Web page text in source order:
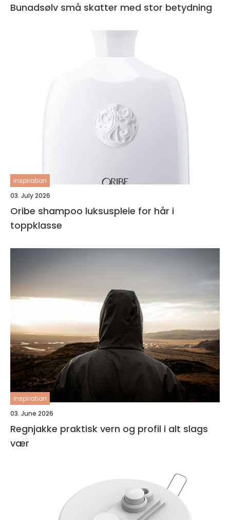
Bunadsølv små skatter med stor betydning
inspiration
03. July 2026
Oribe shampoo luksuspleie for hår i
toppklasse
inspiration
03. June 2026
Regnjakke praktisk vern og profil i alt slags
vær